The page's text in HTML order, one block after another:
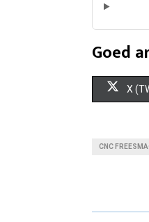
Goed
S
O
X
CNC